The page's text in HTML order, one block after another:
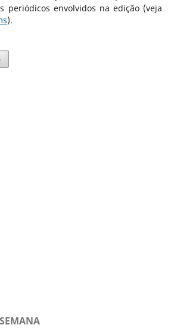
periódicos envolvidos na edição (veja
).